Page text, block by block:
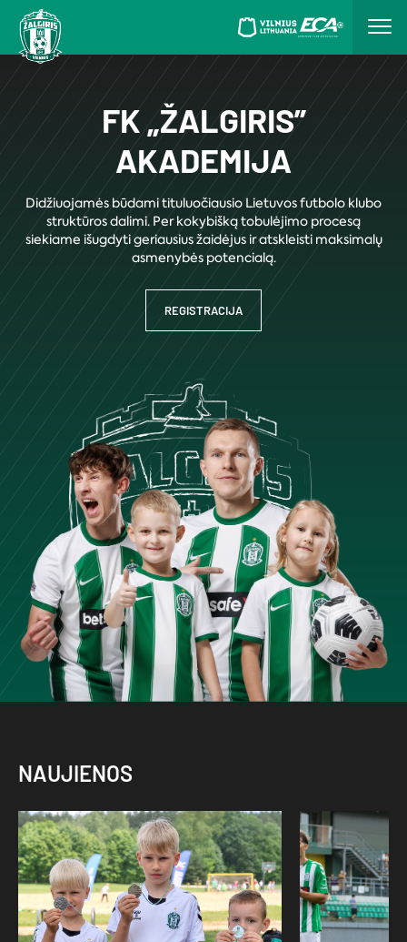
FK „ŽALGIRIS”
AKADEMIJA
Didžiuojamės būdami tituluočiausio Lietuvos futbolo klubo
struktūros dalimi. Per kokybišką tobulėjimo procesą
siekiame išugdyti geriausius žaidėjus ir atskleisti maksimalų
asmenybės potencialą.
REGISTRACIJA
NAUJIENOS